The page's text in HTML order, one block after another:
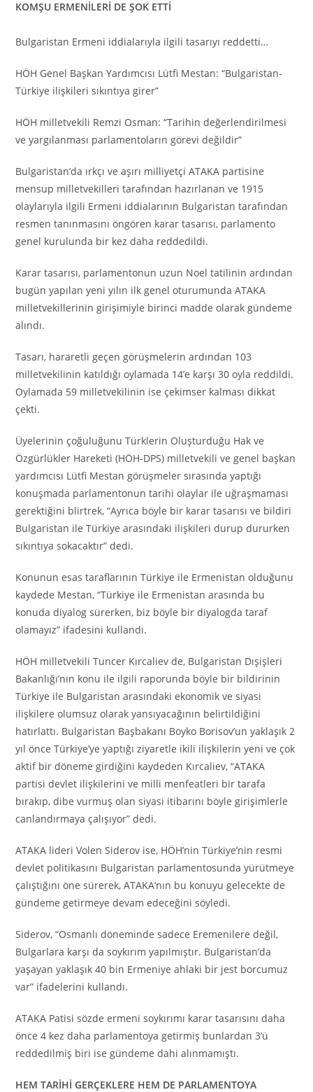
KOMŞU ERMENİLERİ DE ŞOK ETTİ
Bulgaristan Ermeni iddialarıyla ilgili tasarıyı reddetti…
HÖH Genel Başkan Yardımcısı Lütfi Mestan: “Bulgaristan-
Türkiye ilişkileri sıkıntıya girer”
HÖH milletvekili Remzi Osman: “Tarihin değerlendirilmesi
ve yargılanması parlamentoların görevi değildir”
Bulgaristan’da ırkçı ve aşırı milliyetçi ATAKA partisine
mensup milletvekilleri tarafından hazırlanan ve 1915
olaylarıyla ilgili Ermeni iddialarının Bulgaristan tarafından
resmen tanınmasını öngören karar tasarısı, parlamento
genel kurulunda bir kez daha reddedildi.
Karar tasarısı, parlamentonun uzun Noel tatilinin ardından
bugün yapılan yeni yılın ilk genel oturumunda ATAKA
milletvekillerinin girişimiyle birinci madde olarak gündeme
alındı.
Tasarı, hararetli geçen görüşmelerin ardından 103
milletvekilinin katıldığı oylamada 14’e karşı 30 oyla reddildi.
Oylamada 59 milletvekilinin ise çekimser kalması dikkat
çekti.
Üyelerinin çoğuluğunu Türklerin Oluşturduğu Hak ve
Özgürlükler Hareketi (HÖH-DPS) milletvekili ve genel başkan
yardımcısı Lütfi Mestan görüşmeler sırasında yaptığı
konuşmada parlamentonun tarihi olaylar ile uğraşmaması
gerektiğini blirtrek, “Ayrıca böyle bir karar tasarısı ve bildiri
Bulgaristan ile Türkiye arasındaki ilişkileri durup dururken
sıkıntıya sokacaktır” dedi.
Konunun esas taraflarının Türkiye ile Ermenistan olduğunu
kaydede Mestan, “Türkiye ile Ermenistan arasında bu
konuda diyalog sürerken, biz böyle bir diyalogda taraf
olamayız” ifadesini kullandı.
HÖH milletvekili Tuncer Kırcaliev de, Bulgaristan Dışişleri
Bakanlığı’nın konu ile ilgili raporunda böyle bir bildirinin
Türkiye ile Bulgaristan arasındaki ekonomik ve siyasi
ilişkilere olumsuz olarak yansıyacağının belirtildiğini
hatırlattı. Bulgaristan Başbakanı Boyko Borisov’un yaklaşık 2
yıl önce Türkiye’ye yaptığı ziyaretle ikili ilişkilerin yeni ve çok
aktif bir döneme girdiğini kaydeden Kırcaliev, “ATAKA
partisi devlet ilişkilerini ve milli menfeatleri bir tarafa
bırakıp, dibe vurmuş olan siyasi itibarını böyle girişimlerle
canlandırmaya çalışıyor” dedi.
ATAKA lideri Volen Siderov ise, HÖH’nin Türkiye’nin resmi
devlet politikasını Bulgaristan parlamentosunda yürütmeye
çalıştığını öne sürerek, ATAKA’nın bu konuyu gelecekte de
gündeme getirmeye devam edeceğini söyledi.
Siderov, “Osmanlı döneminde sadece Eremenilere değil,
Bulgarlara karşı da soykırım yapılmıştır. Bulgaristan’da
yaşayan yaklaşık 40 bin Ermeniye ahlaki bir jest borcumuz
var” ifadelerini kullandı.
ATAKA Patisi sözde ermeni soykırımı karar tasarısını daha
önce 4 kez daha parlamentoya getirmiş bunlardan 3’ü
reddedilmiş biri ise gündeme dahi alınmamıştı.
HEM TARİHİ GERÇEKLERE HEM DE PARLAMENTOYA